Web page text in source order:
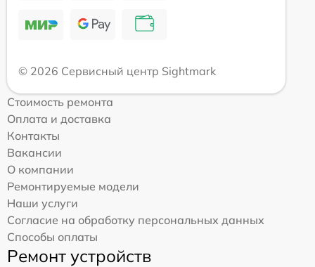
© 2026 Сервисный центр Sightmark
Стоимость ремонта
Оплата и доставка
Контакты
Вакансии
О компании
Ремонтируемые модели
Наши услуги
Согласие на обработку персональных данных
Способы оплаты
Ремонт устройств